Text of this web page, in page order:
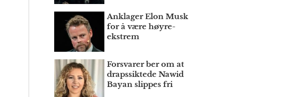
Anklager Elon Musk
for å være høyre­
ekstrem
Forsvarer ber om at
draps­siktede Nawid
Bayan slippes fri